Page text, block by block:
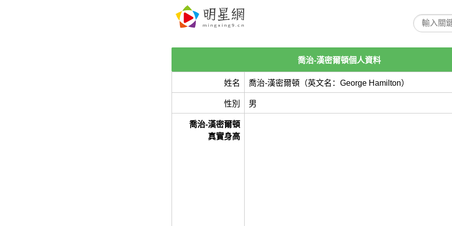
喬治-漢密爾頓個人資料
姓名 喬治-漢密爾頓（英文名：George Hamilton）
性別 男
喬治-漢密爾頓
真實身高